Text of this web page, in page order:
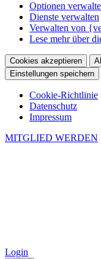
Optionen
Dienste verwalten
Verwalten von
Lese mehr über
Cookies akzeptieren
Einstellungen speichern
Cookie-Richtlinie
Datenschutz
Impressum
MITGLIED WERDEN
Login